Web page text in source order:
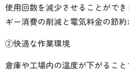
使用回数を減少させることがで
ギー消費の削減と電気料金の節約
②快適な作業環境
倉庫や工場内の温度が下がるこ